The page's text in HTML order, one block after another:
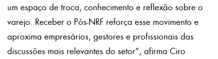
um espaço de troca, conhecimento e reflexão sobre o
varejo. Receber o Pós-NRF reforça esse movimento e
aproxima empresários, gestores e profissionais das
discussões mais relevantes do setor”, afirma Ciro